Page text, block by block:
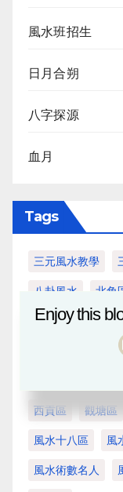
風水班招生
日月合朔
八字探源
血月
Tags
三元風水教學
八卦風水 北角
屯門區 新界區
煮茶論
西貢區 觀塘區
風水十八區 風
風水術數名人
Enjoy this